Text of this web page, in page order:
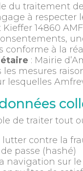
du traitement
à
14860
conforme à la
: Mairie
mesures
lesquelles
de traiter tout
lutter contre la
de passe (hashé)
navigation sur